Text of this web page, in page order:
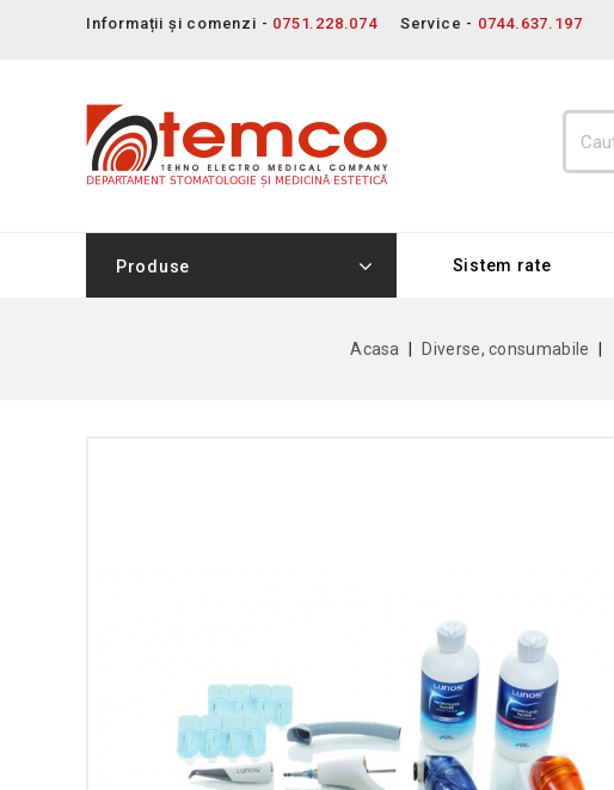
Informații și comenzi - 0751.228.074 Service - 0744.637.197
Sistem rate
Produse
Acasa Diverse, consumabile